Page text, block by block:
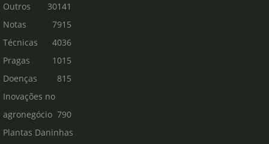
30141
Outros
7915
Notas
Técnicas
4036
Pragas
1015
Doenças
815
Inovações no
agronegócio 790
Plantas Daninhas